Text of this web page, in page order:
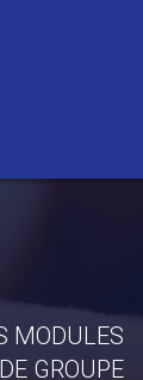
MODULES
GROUPE